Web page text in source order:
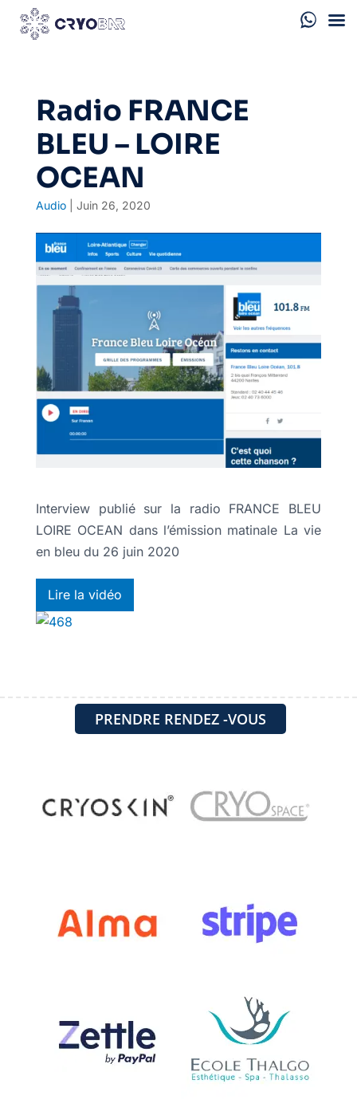
Radio FRANCE
BLEU – LOIRE
OCEAN
Audio| Juin 26, 2020
Interview publié sur la radio FRANCE BLEU
LOIRE OCEAN dans l’émission matinale La vie
en bleu du 26 juin 2020
Lire la vidéo
PRENDRE RENDEZ -VOUS